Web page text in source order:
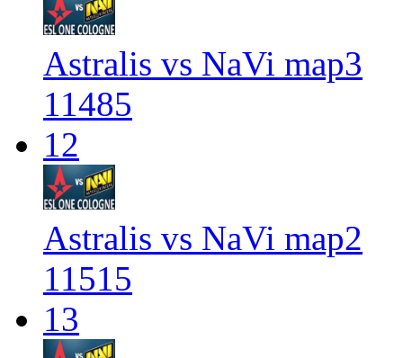
Astralis vs NaVi map3
11485
12
Astralis vs NaVi map2
11515
13